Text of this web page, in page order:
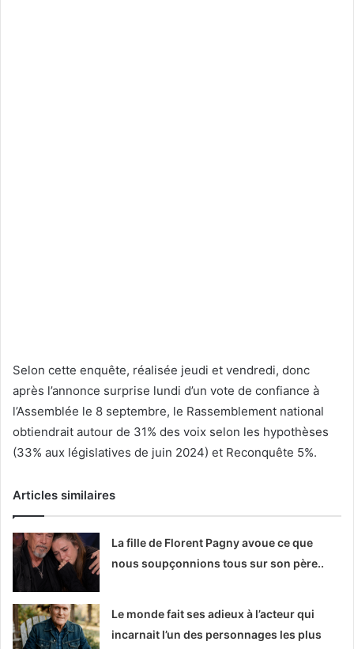
Selon cette enquête, réalisée jeudi et vendredi, donc
après l’annonce surprise lundi d’un vote de confiance à
l’Assemblée le 8 septembre, le Rassemblement national
obtiendrait autour de 31% des voix selon les hypothèses
(33% aux législatives de juin 2024) et Reconquête 5%.
Articles similaires
La fille de Florent Pagny avoue ce que
nous soupçonnions tous sur son père..
Le monde fait ses adieux à l’acteur qui
incarnait l’un des personnages les plus